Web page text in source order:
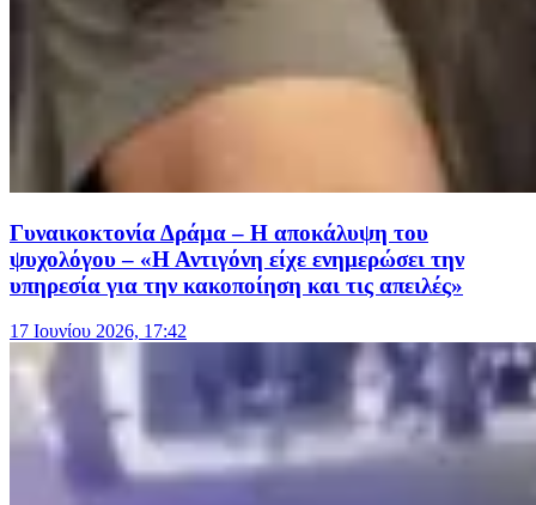
Γυναικοκτονία Δράμα – Η αποκάλυψη του
ψυχολόγου – «Η Αντιγόνη είχε ενημερώσει την
υπηρεσία για την κακοποίηση και τις απειλές»
17 Ιουνίου 2026, 17:42